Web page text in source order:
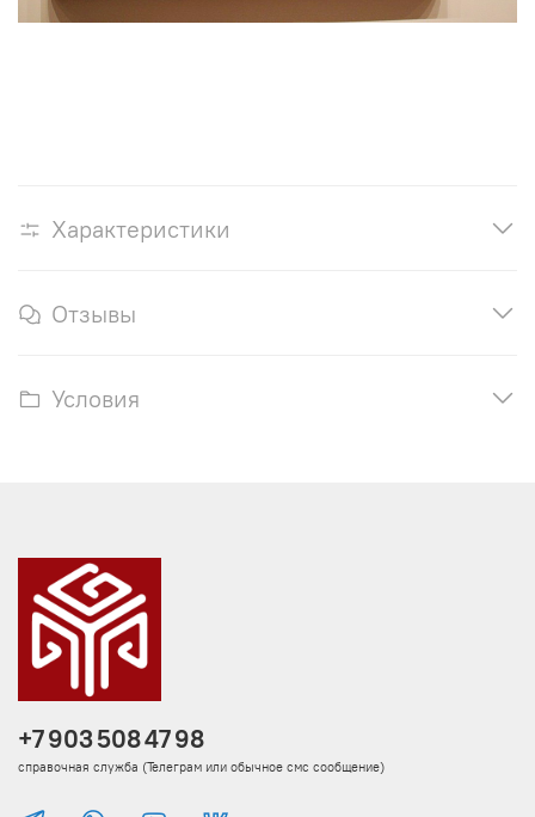
Характеристики
Отзывы
Условия
+7 903 508 47 98
справочная служба (Телеграм или обычное смс сообщение)